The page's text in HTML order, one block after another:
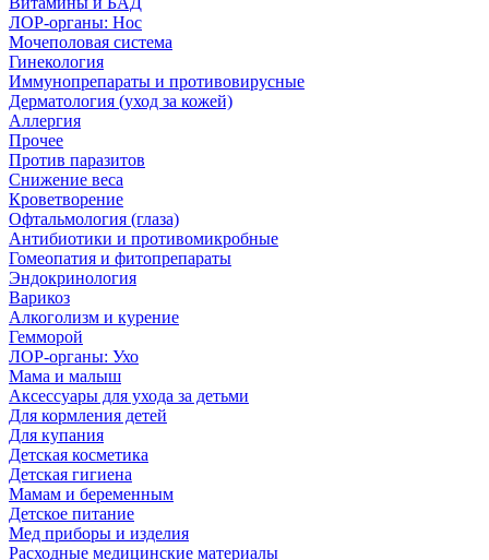
ЛОР-органы: Нос
Мочеполовая система
Гинекология
Иммунопрепараты и противовирусные
Дерматология (уход за кожей)
Аллергия
Прочее
Против паразитов
Снижение веса
Кроветворение
Офтальмология (глаза)
Антибиотики и противомикробные
Гомеопатия и фитопрепараты
Эндокринология
Варикоз
Алкоголизм и курение
Гемморой
ЛОР-органы: Ухо
Мама и малыш
Аксессуары для ухода за детьми
Для кормления детей
Для купания
Детская косметика
Детская гигиена
Мамам и беременным
Детское питание
Мед приборы и изделия
Расходные медицинские материалы